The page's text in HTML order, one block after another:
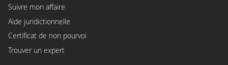
Suivre mon affaire
Aide juridictionnelle
Certificat de non pourvoi
Trouver un expert